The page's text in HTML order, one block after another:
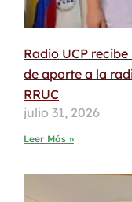
Radio UCP
de aporte a la
RRUC
julio 31, 2026
Leer Más »